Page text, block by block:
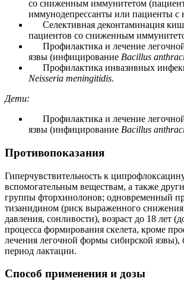
со сниженным иммунитетом
иммунодепрессанты или пациенты с
Селективная деконтаминация
пациентов со сниженным
Профилактика и лечение
язвы (инфицирование Bacillus
Профилактика инвазивных
Neisseria meningitidis.
Дети:
Профилактика и лечение
язвы (инфицирование Bacillus
Противопоказания
Гиперчувствительность к
вспомогательным веществам, а также
группы фторхинолонов; одновременный
тизанидином (риск выраженного снижения
давления, сонливости), возраст до 18 лет
процесса формирования скелета, кроме
лечения легочной формы сибирской язвы),
период лактации.
Способ применения и дозы